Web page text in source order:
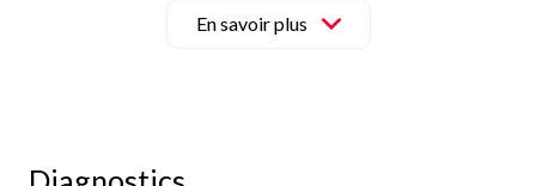
d’ouvrir pour créer une vaste pièce de vie.
Le rez-de-chaussée comprend également une salle de bain
En savoir plus